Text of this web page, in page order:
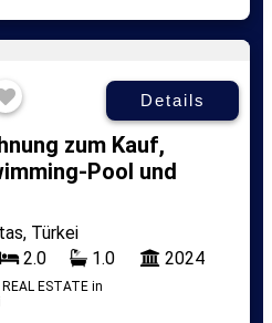
Details
zum Kauf,
Pool und
Türkei
2.0 1.0 2024
ESTATE in